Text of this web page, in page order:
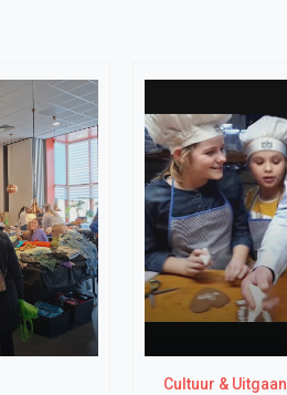
Cultuur & Uitgaan